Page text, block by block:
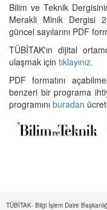
Bilim ve Teknik
Merakli Minik Dergisi
güncel sayılarını PDF
TÜBİTAK'ın dijital
ulaşmak için tıklayınız.
PDF formatını
benzeri bir programa
programını buradan
TÜBİTAK- Bilgi İşlem Daire